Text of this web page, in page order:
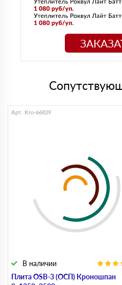
Плита OSB-3 (ОСП) Кроношпан
В наличии
Арт. Kro-66829